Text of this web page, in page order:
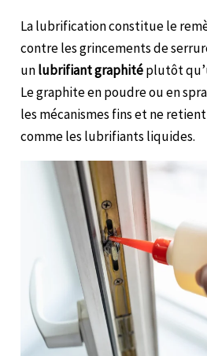
La lubrification constitue le
contre les grincements de
unlubrifiant graphitéplutôt
Le graphite en poudre ou en
les mécanismes fins et ne
comme les lubrifiants liquides.